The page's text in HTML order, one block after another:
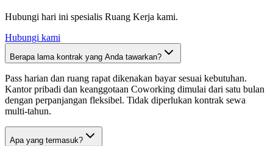
Hubungi hari ini spesialis Ruang Kerja kami.
Hubungi kami
Berapa lama kontrak yang Anda tawarkan?
Pass harian dan ruang rapat dikenakan bayar sesuai kebutuhan.
Kantor pribadi dan keanggotaan Coworking dimulai dari satu bulan
dengan perpanjangan fleksibel. Tidak diperlukan kontrak sewa
multi-tahun.
Apa yang termasuk?